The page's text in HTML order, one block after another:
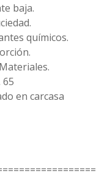
baja.
químicos.
en carcasa